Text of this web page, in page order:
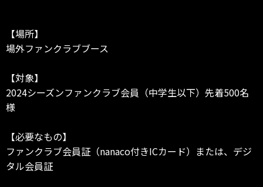
【場所】
場外ファンクラブブース
【対象】
2024シーズンファンクラブ会員（中学生以下）先着500名
様
【必要なもの】
ファンクラブ会員証（nanaco付きICカード）または、デジ
タル会員証